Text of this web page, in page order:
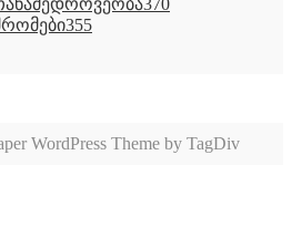
370
355
WordPress Theme by TagDiv